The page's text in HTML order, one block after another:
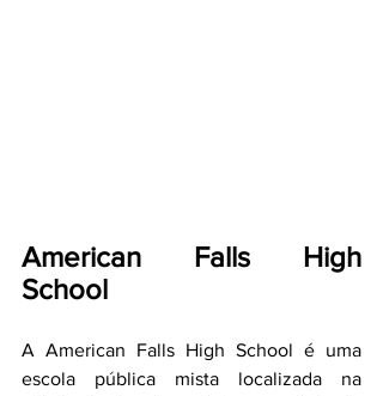
American Falls High
School
A American Falls High School é uma
escola pública mista localizada na